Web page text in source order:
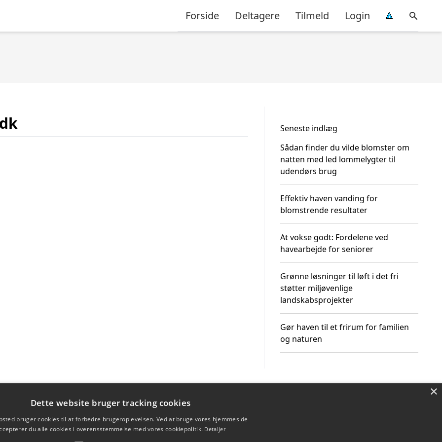
Forside Deltagere Tilmeld Login
Seneste indlæg
Sådan finder du vilde blomster om
natten med led lommelygter til
udendørs brug
Effektiv haven vanding for
blomstrende resultater
At vokse godt: Fordelene ved
havearbejde for seniorer
Grønne løsninger til løft i det fri
støtter miljøvenlige
landskabsprojekter
Gør haven til et frirum for familien
og naturen
×
Dette website bruger tracking cookies
bruger cookies til at forbedre brugeroplevelsen. Ved at bruge vores hjemmeside
du alle cookies i overensstemmelse med vores cookiepolitik. Detaljer